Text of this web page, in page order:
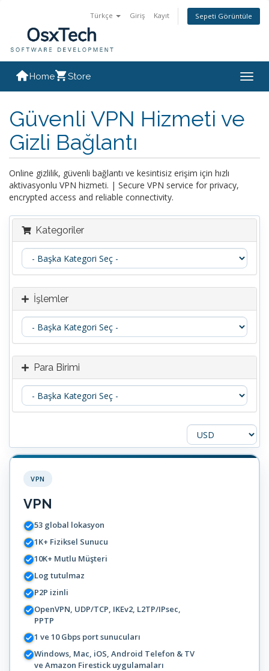
Türkçe Giriş Kayıt Sepeti Görüntüle
Home Store
Güvenli VPN Hizmeti ve
Gizli Bağlantı
Online gizlilik, güvenli bağlantı ve kesintisiz erişim için hızlı
aktivasyonlu VPN hizmeti. | Secure VPN service for privacy,
encrypted access and reliable connectivity.
Kategoriler
İşlemler
Para Birimi
VPN
VPN
53 global lokasyon
1K+ Fiziksel Sunucu
10K+ Mutlu Müşteri
Log tutulmaz
P2P izinli
OpenVPN, UDP/TCP, IKEv2, L2TP/IPsec,
PPTP
1 ve 10 Gbps port sunucuları
Windows, Mac, iOS, Android Telefon & TV
ve Amazon Firestick uygulamaları